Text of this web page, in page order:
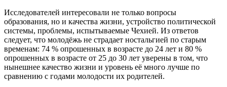
Исследователей интересовали не только вопросы
образования, но и качества жизни, устройство политической
системы, проблемы, испытываемые Чехией. Из ответов
следует, что молодёжь не страдает ностальгией по старым
временам: 74 % опрошенных в возрасте до 24 лет и 80 %
опрошенных в возрасте от 25 до 30 лет уверены в том, что
нынешнее качество жизни и уровень её много лучше по
сравнению с годами молодости их родителей.